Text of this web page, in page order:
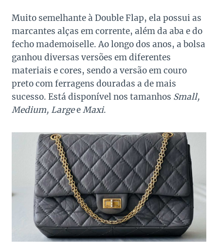
Muito semelhante à Double Flap, ela possui as
marcantes alças em corrente, além da aba e do
fecho mademoiselle. Ao longo dos anos, a bolsa
ganhou diversas versões em diferentes
materiais e cores, sendo a versão em couro
preto com ferragens douradas a de mais
sucesso. Está disponível nos tamanhos Small,
Medium, LargeeMaxi.